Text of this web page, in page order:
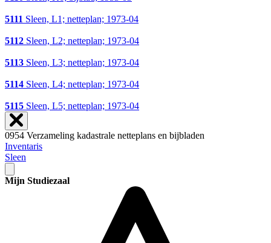
5111 Sleen, L1; netteplan; 1973-04
5112 Sleen, L2; netteplan; 1973-04
5113 Sleen, L3; netteplan; 1973-04
5114 Sleen, L4; netteplan; 1973-04
5115 Sleen, L5; netteplan; 1973-04
0954 Verzameling kadastrale netteplans en bijbladen
Inventaris
Sleen
Mijn Studiezaal